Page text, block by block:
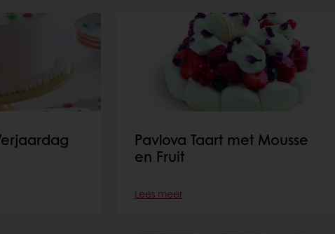
Pavlova Taart met Mousse
en Fruit
Lees meer